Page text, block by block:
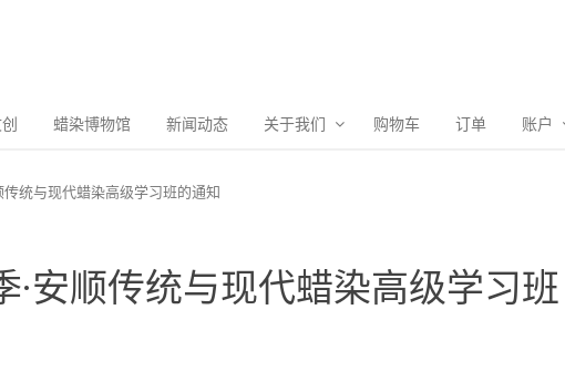
蜡染博物馆 新闻动态 关于我们 购物车 订单 账户
传统与现代蜡染高级学习班的通知
·安顺传统与现代蜡染高级学习班